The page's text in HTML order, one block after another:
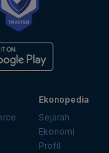
Ekonopedia
Sejarah
Ekonomi
Profil